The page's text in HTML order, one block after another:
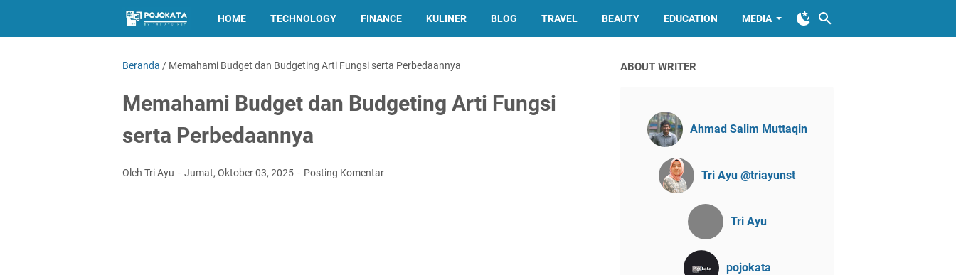
HOME TECHNOLOGY FINANCE KULINER BLOG TRAVEL BEAUTY EDUCATION MEDIA
Beranda / Memahami Budget dan Budgeting Arti Fungsi serta Perbedaannya
Memahami Budget dan Budgeting Arti Fungsi
serta Perbedaannya
Oleh Tri Ayu Jumat, Oktober 03, 2025 Posting Komentar
ABOUT WRITER
Ahmad Salim Muttaqin
Tri Ayu @triayunst
Tri Ayu
pojokata